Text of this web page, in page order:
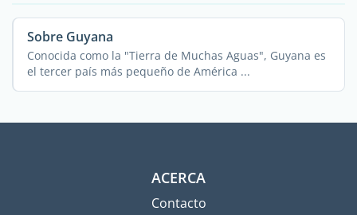
Sobre Guyana
Conocida como la "Tierra de Muchas Aguas", Guyana es
el tercer país más pequeño de América ...
ACERCA
Contacto